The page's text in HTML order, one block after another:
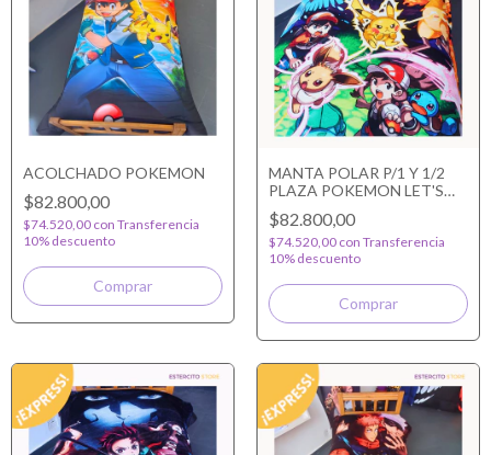
ACOLCHADO POKEMON
$82.800,00
$74.520,00 con Transferencia
10% descuento
MANTA POLAR P/1 Y 1/2
PLAZA POKEMON LET'S
GO
$82.800,00
$74.520,00 con Transferencia
10% descuento